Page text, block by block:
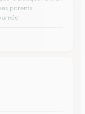
parents